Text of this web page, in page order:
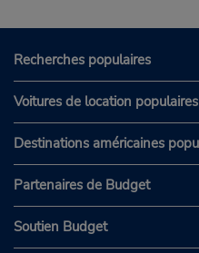
Recherches populaires
Voitures de location populaires
Destinations américaines
Partenaires de Budget
Soutien Budget